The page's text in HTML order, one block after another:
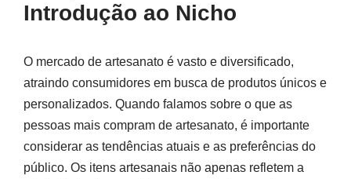
Introdução ao Nicho
O mercado de artesanato é vasto e diversificado,
atraindo consumidores em busca de produtos únicos e
personalizados. Quando falamos sobre o que as
pessoas mais compram de artesanato, é importante
considerar as tendências atuais e as preferências do
público. Os itens artesanais não apenas refletem a